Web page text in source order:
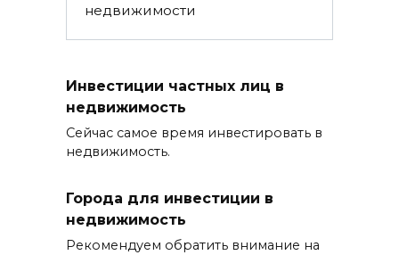
недвижимости
Инвестиции частных лиц в
недвижимость
Сейчас самое время инвестировать в
недвижимость.
Города для инвестиции в
недвижимость
Рекомендуем обратить внимание на